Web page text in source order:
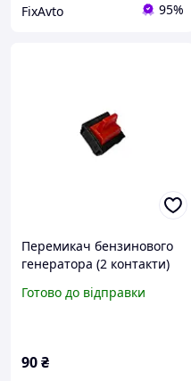
FixAvto 95%
Перемикач бензинового
генератора (2 контакти)
Готово до відправки
90₴